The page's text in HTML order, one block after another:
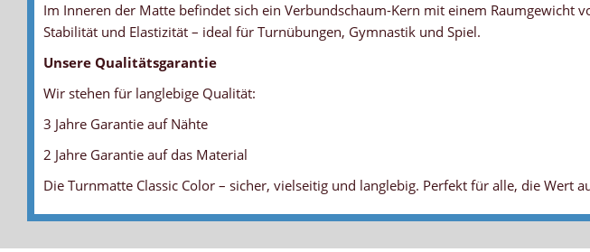
FARBIGER BEZUG
... sehr robust und unempfindlich
ANTIRUTSCHBODEN - TURNMATTEN
... sorgt für Stabilität und Standfestigkeit
TRAGEGRIFF
... durch eine strapazierfähige Naht mit dem Bezug fest verbunden
VERDECKTER REISSVERSCHLUSS
... bei den 3cm Matten auf der Unterseite
KERN - VERBUNDSCHAUM
... für bestmögliche Sicherheit durch optimale Kraftabbauwerte
GARANTIE
... 3 Jahre auf Nähte und 2 Jahre auf das Material
Im Inneren der Matte befindet sich ein Verbundschaum-Kern mit einem Raumgewicht
Stabilität und Elastizität – ideal für Turnübungen, Gymnastik und Spiel.
Unsere Qualitätsgarantie
Wir stehen für langlebige Qualität:
3 Jahre Garantie auf Nähte
2 Jahre Garantie auf das Material
Die Turnmatte Classic Color – sicher, vielseitig und langlebig. Perfekt für alle, die Wert